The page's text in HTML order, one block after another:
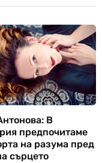
В
предпочитаме
на разума пред
сърцето